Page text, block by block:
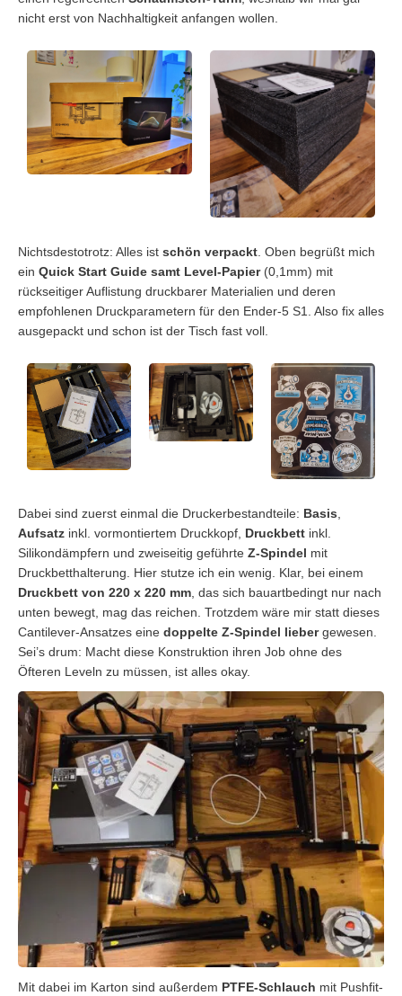
nicht erst von Nachhaltigkeit anfangen wollen.
Nichtsdestotrotz: Alles ist schön verpackt . Oben begrüßt mich
ein Quick Start Guide samt Level-Papier(0,1mm) mit
rückseitiger Auflistung druckbarer Materialien und deren
empfohlenen Druckparametern für den Ender-5 S1. Also fix alles
ausgepackt und schon ist der Tisch fast voll.
Dabei sind zuerst einmal die Druckerbestandteile: Basis,
Aufsatz inkl. vormontiertem Druckkopf, Druckbett inkl.
Silikondämpfern und zweiseitig geführte Z-Spindel mit
Druckbetthalterung. Hier stutze ich ein wenig. Klar, bei einem
Druckbett von 220 x 220 mm, das sich bauartbedingt nur nach
unten bewegt, mag das reichen. Trotzdem wäre mir statt dieses
Cantilever-Ansatzes eine doppelte Z-Spindel liebergewesen.
Sei’s drum: Macht diese Konstruktion ihren Job ohne des
Öfteren Leveln zu müssen, ist alles okay.
Mit dabei im Karton sind außerdem PTFE-Schlauch mit Pushfit-